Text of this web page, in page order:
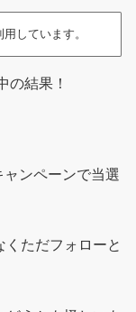
しています。
の結果！
ンペーンで当選
ただフォローと